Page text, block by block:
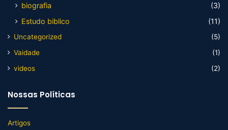
biografia
(3)
Estudo biblico
(11)
Uncategorized
(5)
Vaidade
(1)
videos
(2)
Nossas Políticas
Artigos